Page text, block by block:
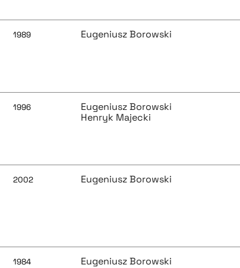
1989 Eugeniusz Borowski
1996
Eugeniusz Borowski
Henryk Majecki
2002 Eugeniusz Borowski
1984 Eugeniusz Borowski